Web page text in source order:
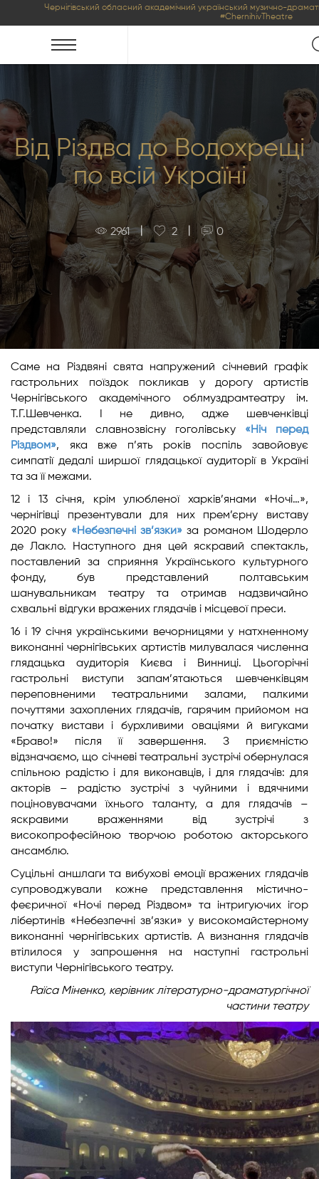
Чернігівський обласний академічний український музично-
#ChernihivTheatre
Від Різдва до Водохрещі
по всій Україні
2961 | 2 0
Саме на Різдвяні свята напружений січневий графік
гастрольних поїздок покликав у дорогу артистів
Чернігівського академічного облмуздрамтеатру ім.
Т.Г.Шевченка. І не дивно, адже шевченківці
представляли славнозвісну гоголівську «Ніч перед
Різдвом», яка вже п’ять років поспіль завойовує
симпатії дедалі ширшої глядацької аудиторії в Україні
та за її межами.
12 і 13 січня, крім улюбленої харків’янами «Ночі…»,
чернігівці презентували для них прем’єрну виставу
2020 року «Небезпечні зв’язки» за романом Шодерло
де Лакло. Наступного дня цей яскравий спектакль,
поставлений за сприяння Українського культурного
фонду, був представлений полтавським
шанувальникам театру та отримав надзвичайно
схвальні відгуки вражених глядачів і місцевої преси.
16 і 19 січня українськими вечорницями у натхненному
виконанні чернігівських артистів милувалася численна
глядацька аудиторія Києва і Винниці. Цьогорічні
гастрольні виступи запам’ятаються шевченківцям
переповненими театральними залами, палкими
почуттями захоплених глядачів, гарячим прийомом на
початку вистави і бурхливими оваціями й вигуками
«Браво!» після її завершення. З приємністю
відзначаємо, що січневі театральні зустрічі обернулася
спільною радістю і для виконавців, і для глядачів: для
акторів – радістю зустрічі з чуйними і вдячними
поціновувачами їхнього таланту, а для глядачів –
яскравими враженнями від зустрічі з
високопрофесійною творчою роботою акторського
ансамблю.
Суцільні аншлаги та вибухові емоції вражених глядачів
супроводжували кожне представлення містично-
феєричної «Ночі перед Різдвом» та інтригуючих ігор
лібертинів «Небезпечні зв’язки» у високомайстерному
виконанні чернігівських артистів. А визнання глядачів
втілилося у запрошення на наступні гастрольні
виступи Чернігівського театру.
Раїса Міненко, керівник літературно-драматургічної
частини театру